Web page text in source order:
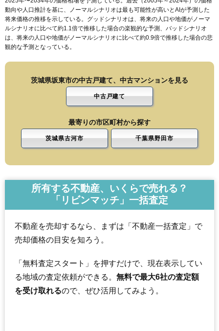
動向や人口推計を基に、ノーマルシナリオは最も可能性が高いとAIが予測した
将来価格の推移を示している。グッドシナリオは、将来の人口や地価がノーマ
ルシナリオに比べて約1.1倍で推移した場合の楽観的な予測、バッドシナリオ
は、将来の人口や地価がノーマルシナリオに比べて約0.9倍で推移した場合の悲
観的な予測となっている。
茨城県坂東市の中古戸建て、中古マンションを見る
中古戸建て
最寄りの市区町村から探す
茨城県古河市 千葉県野田市
所有する不動産、いくらで売れる？
「リビンマッチ」一括査定
不動産を売却するなら、まずは「不動産一括査定」で
売却価格の目安を知ろう。
「無料査定スタート」を押すだけで、現在表示してい
る地域の査定依頼ができる。 無料で最大6社の査定額
を受け取れるので、ぜひ活用してみよう。